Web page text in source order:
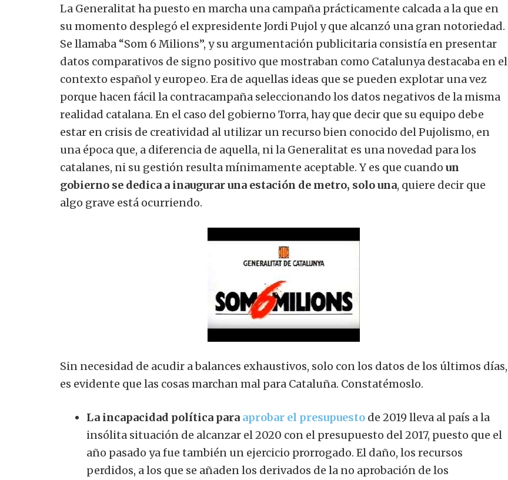
La Generalitat ha puesto en marcha una campaña prácticamente calcada a la que en
su momento desplegó el expresidente Jordi Pujol y que alcanzó una gran notoriedad.
Se llamaba “Som 6 Milions”, y su argumentación publicitaria consistía en presentar
datos comparativos de signo positivo que mostraban como Catalunya destacaba en el
contexto español y europeo. Era de aquellas ideas que se pueden explotar una vez
porque hacen fácil la contracampaña seleccionando los datos negativos de la misma
realidad catalana. En el caso del gobierno Torra, hay que decir que su equipo debe
estar en crisis de creatividad al utilizar un recurso bien conocido del Pujolismo, en
una época que, a diferencia de aquella, ni la Generalitat es una novedad para los
catalanes, ni su gestión resulta mínimamente aceptable. Y es que cuando un
gobierno se dedica a inaugurar una estación de metro, solo una, quiere decir que
algo grave está ocurriendo.
Sin necesidad de acudir a balances exhaustivos, solo con los datos de los últimos días,
es evidente que las cosas marchan mal para Cataluña. Constatémoslo.
La incapacidad política para aprobar el presupuesto de 2019 lleva al país a la
insólita situación de alcanzar el 2020 con el presupuesto del 2017, puesto que el
año pasado ya fue también un ejercicio prorrogado. El daño, los recursos
perdidos, a los que se añaden los derivados de la no aprobación de los